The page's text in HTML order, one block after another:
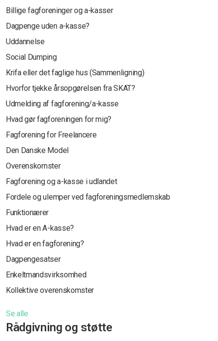
Billige fagforeninger og a-kasser
Dagpenge uden a-kasse?
Uddannelse
Social Dumping
Krifa eller det faglige hus (Sammenligning)
Hvorfor tjekke årsopgørelsen fra SKAT?
Udmelding af fagforening/a-kasse
Hvad gør fagforeningen for mig?
Fagforening for Freelancere
Den Danske Model
Overenskomster
Fagforening og a-kasse i udlandet
Fordele og ulemper ved fagforeningsmedlemskab
Funktionærer
Hvad er en A-kasse?
Hvad er en fagforening?
Dagpengesatser
Enkeltmandsvirksomhed
Kollektive overenskomster
Se alle
Rådgivning og støtte